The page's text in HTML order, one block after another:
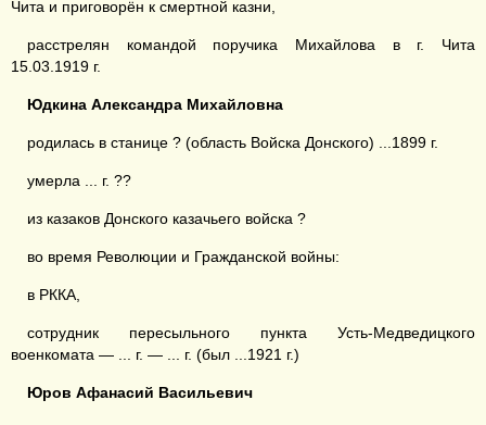
Чита и приговорён к смертной казни,
расстрелян командой поручика Михайлова в г. Чита
15.03.1919 г.
Юдкина Александра Михайловна
родилась в станице ? (область Войска Донского) ...1899 г.
умерла ... г. ??
из казаков Донского казачьего войска ?
во время Революции и Гражданской войны:
в РККА,
сотрудник пересыльного пункта Усть-Медведицкого
военкомата — ... г. — ... г. (был ...1921 г.)
Юров Афанасий Васильевич